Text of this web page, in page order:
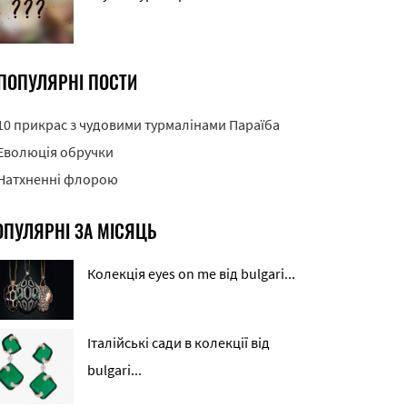
ПОСТИ
прикрас з чудовими турмалінами Параїба
обручки
флорою
ЗА МІСЯЦЬ
Колекція eyes on me від bulgari...
Італійські сади в колекції від
bulgari...